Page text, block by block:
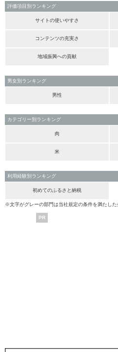
評価項目別ランキング
サイトの使いやすさ
コンテンツの充実さ
地域振興への貢献
男女別ランキング
男性
カテゴリー別ランキング
肉
米
利用経験別ランキング
初めてのふるさと納税
※文字がグレーの部門は当社規定の条件を満たした
PR